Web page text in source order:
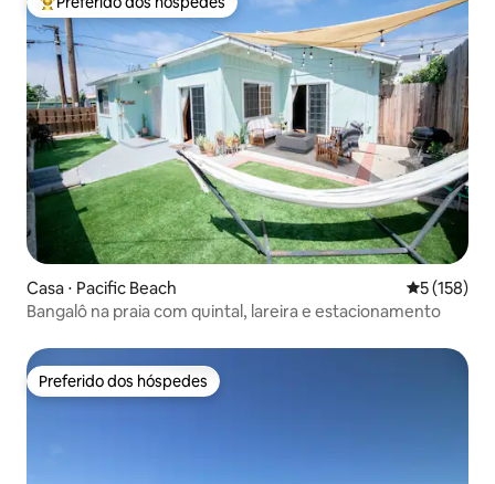
Entre os melhores preferidos dos hóspedes
Casa ⋅ Pacific Beach 5 de uma
5 (158)
Bangalô na praia com quintal, lareira e estacionamento
Preferido dos hóspedes
Preferido dos hóspedes